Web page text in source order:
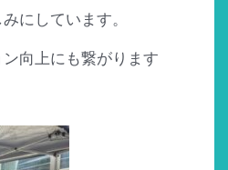
にしています。
向上にも繋がります